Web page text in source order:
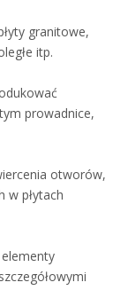
granitowe,
itp.
prowadnice,
otworów,
w płytach